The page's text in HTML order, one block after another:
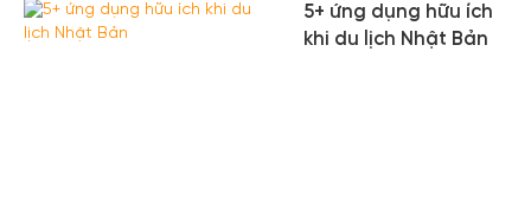
5+ ứng dụng hữu ích
khi du lịch Nhật Bản